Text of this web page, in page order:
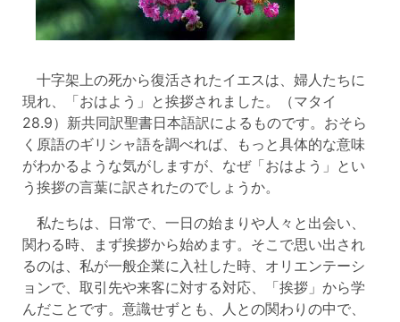
十字架上の死から復活されたイエスは、婦人たちに
現れ、「おはよう」と挨拶されました。（マタイ
28.9）新共同訳聖書日本語訳によるものです。おそら
く原語のギリシャ語を調べれば、もっと具体的な意味
がわかるような気がしますが、なぜ「おはよう」とい
う挨拶の言葉に訳されたのでしょうか。
私たちは、日常で、一日の始まりや人々と出会い、
関わる時、まず挨拶から始めます。そこで思い出され
るのは、私が一般企業に入社した時、オリエンテーシ
ョンで、取引先や来客に対する対応、「挨拶」から学
んだことです。意識せずとも、人との関わりの中で、